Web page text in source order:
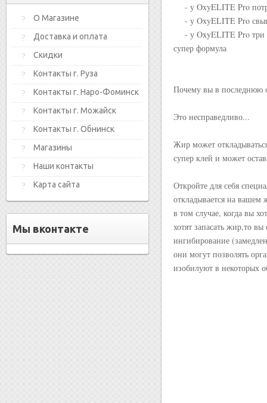
О Магазине
Доставка и оплата
Скидки
Контакты г. Руза
Контакты г. Наро-Фоминск
Контакты г. Можайск
Контакты г. Обнинск
Магазины
Наши контакты
Карта сайта
Мы вконтакте
- у OxyELITE Pro
- у OxyELITE Pro
- у OxyELITE Pro три
супер формула
Почему вы в последнюю
Это несправедливо...
Жир может
супер клей и может
Откройте для себя
откладывается на вашем
в том случае, когда вы
хотят запасать жир,то вы
ингибирование
они могут позволять
изобилуют в некоторых